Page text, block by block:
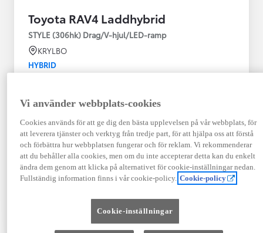
Toyota RAV4 Laddhybrid
STYLE (306hk) Drag/V-hjul/LED-ramp
KRYLBO
HYBRID
09-2023
Hybrid Bensin
Automat
Visa mer
409 900 kr
Från 4 920 kr/mån
Kontakta återförsäljare
Vi använder webbplats-cookies
Cookies används för att ge dig den bästa upplevelsen på vår webbplats, för
att leverera tjänster och verktyg från tredje part, för att hjälpa oss att förstå
och förbättra hur webbplatsen fungerar och för reklam. Vi rekommenderar
att du behåller alla cookies, men om du inte accepterar detta kan du enkelt
ändra dem genom att klicka på alternativet för cookie-inställningar nedan.
Fullständig information finns i vår cookie-policy. Cookie-policy
Cookie-inställningar